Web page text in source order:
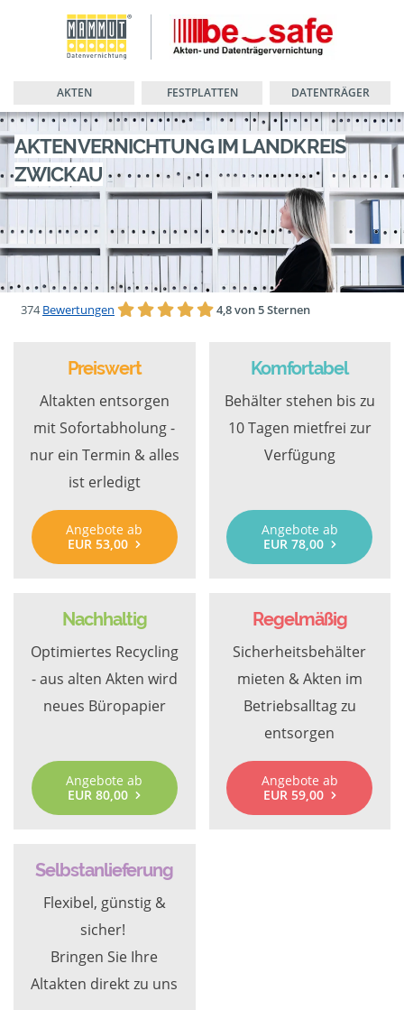
AKTEN FESTPLATTEN DATENTRÄGER
AKTENVERNICHTUNG IM LANDKREIS
ZWICKAU
374Bewertungen 4,8 von 5 Sternen
Preiswert
Altakten entsorgen
mit Sofortabholung -
nur ein Termin & alles
ist erledigt
Angebote ab
EUR 53,00
Komfortabel
Behälter stehen bis zu
10 Tagen mietfrei zur
Verfügung
Angebote ab
EUR 78,00
Nachhaltig
Optimiertes Recycling
- aus alten Akten wird
neues Büropapier
Angebote ab
EUR 80,00
Regelmäßig
Sicherheitsbehälter
mieten & Akten im
Betriebsalltag zu
entsorgen
Angebote ab
EUR 59,00
Selbstanlieferung
Flexibel, günstig &
sicher!
Bringen Sie Ihre
Altakten direkt zu uns